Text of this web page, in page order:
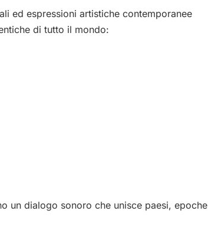
ed espressioni artistiche contemporanee
di tutto il mondo:
un dialogo sonoro che unisce paesi, epoche